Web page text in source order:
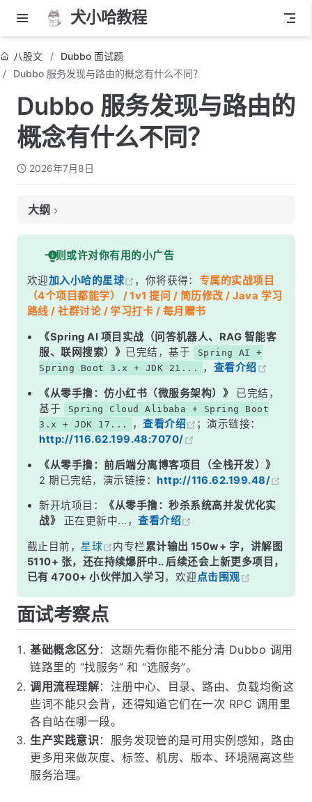
犬小哈教程
八股文
Dubbo 面试题
Dubbo 服务发现与路由的概念有什么不同？
Dubbo 服务发现与路由的
概念有什么不同？
2026年7月8日
大纲
面试考察点
核心答案
深度解析
一、服务发现：先知道 “去哪找”
二、路由：再判断 “本次能不能调它”
三、路由和负载均衡也别混
记忆口诀
总结
一则或许对你有用的小广告
欢迎加入小哈的星球 ，你将获得： 专属的实战项目
（4个项目都能学） / 1v1 提问 / 简历修改 / Java 学习
路线 / 社群讨论 / 学习打卡 / 每月赠书
《Spring AI 项目实战（问答机器人、RAG 智能客
服、联网搜索）》 已完结，基于
Spring AI +
Spring Boot 3.x + JDK 21...
， 查看介绍
《从零手撸：仿小红书（微服务架构）》
已完结，
基于
Spring Cloud Alibaba + Spring Boot
3.x + JDK 17...
，查看介绍
；演示链接：
http://116.62.199.48:7070/
《从零手撸：前后端分离博客项目（全栈开发）》
2 期已完结，演示链接：http://116.62.199.48/
新开坑项目：
《从零手撸：秒杀系统高并发优化实
战》
正在更新中...，查看介绍
截止目前， 星球 内专栏累计输出 150w+ 字，讲解图
5110+ 张，还在持续爆肝中.. 后续还会上新更多项目，
已有 4700+ 小伙伴加入学习，欢迎点击围观
面试考察点
基础概念区分：这题先看你能不能分清 Dubbo 调用
链路里的 “找服务” 和 “选服务”。
调用流程理解：注册中心、目录、路由、负载均衡这
些词不能只会背，还得知道它们在一次 RPC 调用里
各自站在哪一段。
生产实践意识：服务发现管的是可用实例感知，路由
更多用来做灰度、标签、机房、版本、环境隔离这些
服务治理。